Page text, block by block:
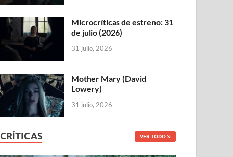
Microcríticas de estreno: 31
de julio (2026)
31 julio, 2026
Mother Mary (David
Lowery)
31 julio, 2026
CRÍTICAS VER TODO